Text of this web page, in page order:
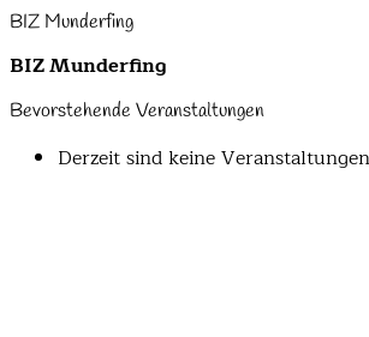
BIZ Munderfing
BIZ Munderfing
Bevorstehende Veranstaltungen
Derzeit sind keine